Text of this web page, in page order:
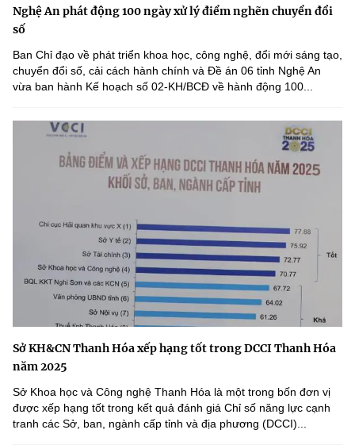
Nghệ An phát động 100 ngày xử lý điểm nghẽn chuyển đổi
số
Ban Chỉ đạo về phát triển khoa học, công nghệ, đổi mới sáng tạo,
chuyển đổi số, cải cách hành chính và Đề án 06 tỉnh Nghệ An
vừa ban hành Kế hoạch số 02-KH/BCĐ về hành động 100...
Sở KH&CN Thanh Hóa xếp hạng tốt trong DCCI Thanh Hóa
năm 2025
Sở Khoa học và Công nghệ Thanh Hóa là một trong bốn đơn vị
được xếp hạng tốt trong kết quả đánh giá Chỉ số năng lực cạnh
tranh các Sở, ban, ngành cấp tỉnh và địa phương (DCCI)...